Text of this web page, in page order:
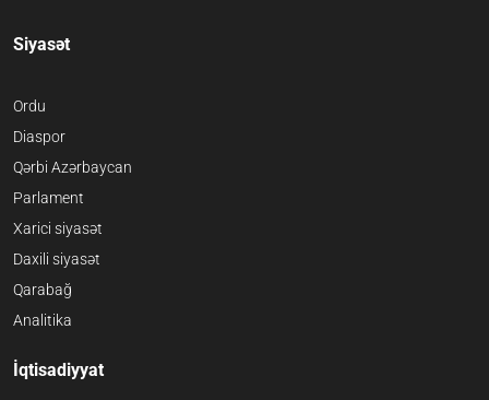
Siyasət
Ordu
Diaspor
Qərbi Azərbaycan
Parlament
Xarici siyasət
Daxili siyasət
Qarabağ
Analitika
İqtisadiyyat